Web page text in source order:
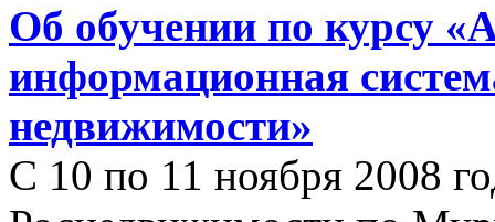
Об обучении по курсу
информационная
недвижимости»
С 10 по 11 ноября 2008